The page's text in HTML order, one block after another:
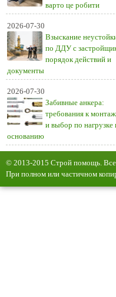
варто це робити
2026-07-30
Взыскание
по ДДУ с
порядок действий и
документы
2026-07-30
Забивные анкера:
требования к
и выбор по нагрузке
основанию
© 2013-2015 Строй помощь.
При полном или частичном